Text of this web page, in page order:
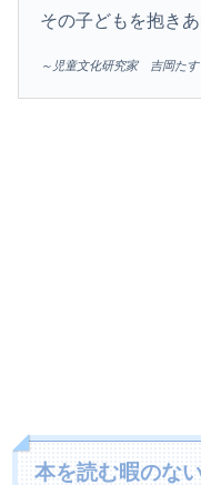
その子どもを抱き
～児童文化研究家 吉岡たす
本を読む暇のな